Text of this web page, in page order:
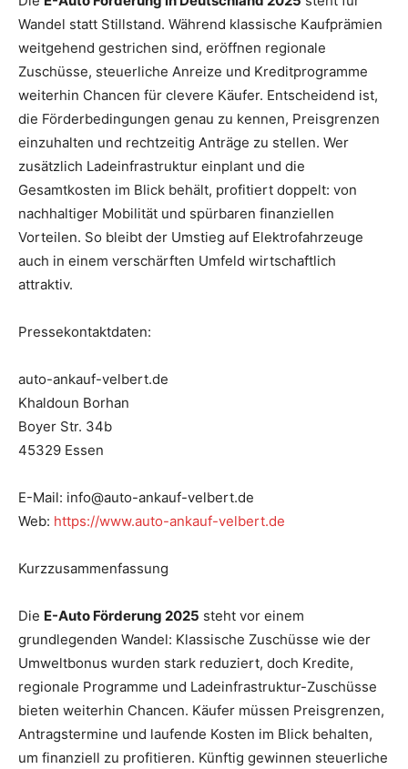
Wandel statt Stillstand. Während klassische Kaufprämien
weitgehend gestrichen sind, eröffnen regionale
Zuschüsse, steuerliche Anreize und Kreditprogramme
weiterhin Chancen für clevere Käufer. Entscheidend ist,
die Förderbedingungen genau zu kennen, Preisgrenzen
einzuhalten und rechtzeitig Anträge zu stellen. Wer
zusätzlich Ladeinfrastruktur einplant und die
Gesamtkosten im Blick behält, profitiert doppelt: von
nachhaltiger Mobilität und spürbaren finanziellen
Vorteilen. So bleibt der Umstieg auf Elektrofahrzeuge
auch in einem verschärften Umfeld wirtschaftlich
attraktiv.
Pressekontaktdaten:
auto-ankauf-velbert.de
Khaldoun Borhan
Boyer Str. 34b
45329 Essen
E-Mail: info@auto-ankauf-velbert.de
Web: https://www.auto-ankauf-velbert.de
Kurzzusammenfassung
Die E-Auto Förderung 2025 steht vor einem
grundlegenden Wandel: Klassische Zuschüsse wie der
Umweltbonus wurden stark reduziert, doch Kredite,
regionale Programme und Ladeinfrastruktur-Zuschüsse
bieten weiterhin Chancen. Käufer müssen Preisgrenzen,
Antragstermine und laufende Kosten im Blick behalten,
um finanziell zu profitieren. Künftig gewinnen steuerliche